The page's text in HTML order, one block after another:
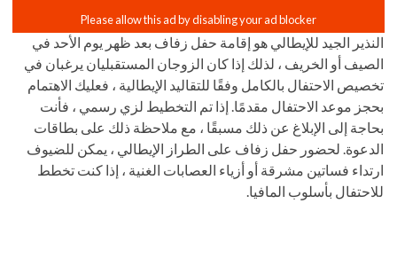
النذير الجيد للإيطالي هو إقامة حفل زفاف بعد ظهر يوم الأحد في
الصيف أو الخريف ، لذلك إذا كان الزوجان المستقبليان يرغبان في
تخصيص الاحتفال بالكامل وفقًا للتقاليد الإيطالية ، فعليك الاهتمام
بحجز موعد الاحتفال مقدمًا. إذا تم التخطيط لزي رسمي ، فأنت
بحاجة إلى الإبلاغ عن ذلك مسبقًا ، مع ملاحظة ذلك على بطاقات
الدعوة. لحضور حفل زفاف على الطراز الإيطالي ، يمكن للضيوف
ارتداء فساتين مشرقة أو أزياء العصابات الغنية ، إذا كنت تخطط
للاحتفال بأسلوب المافيا.